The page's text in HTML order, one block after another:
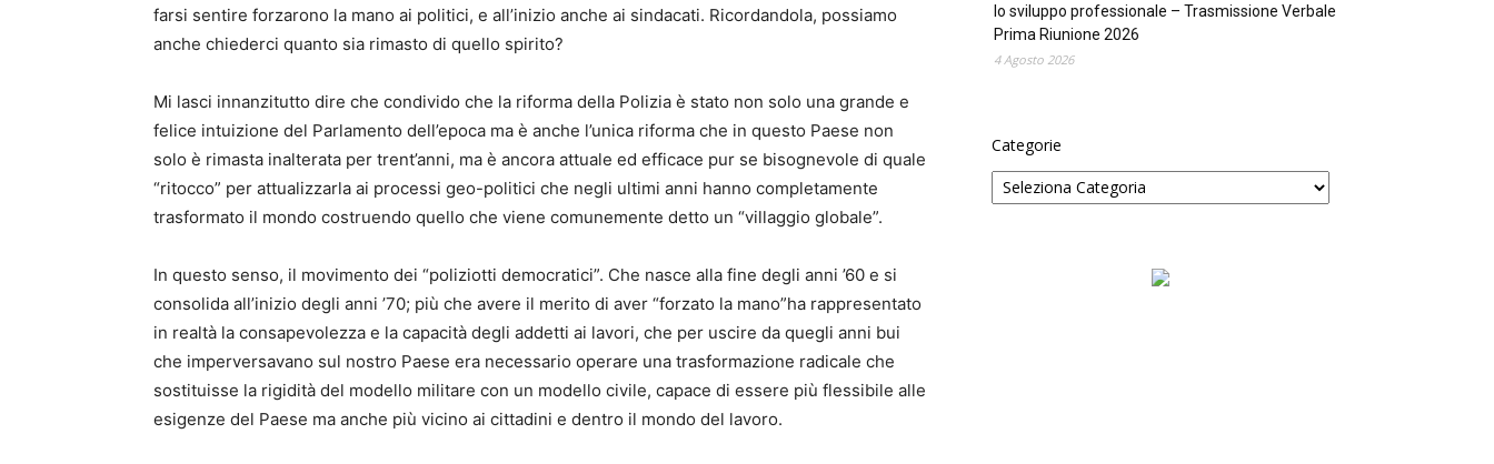
farsi sentire forzarono la mano ai politici, e all’inizio anche ai sindacati. Ricordandola, possiamo
anche chiederci quanto sia rimasto di quello spirito?
Mi lasci innanzitutto dire che condivido che la riforma della Polizia è stato non solo una grande e
felice intuizione del Parlamento dell’epoca ma è anche l’unica riforma che in questo Paese non
solo è rimasta inalterata per trent’anni, ma è ancora attuale ed efficace pur se bisognevole di quale
“ritocco” per attualizzarla ai processi geo-politici che negli ultimi anni hanno completamente
trasformato il mondo costruendo quello che viene comunemente detto un “villaggio globale”.
In questo senso, il movimento dei “poliziotti democratici”. Che nasce alla fine degli anni ’60 e si
consolida all’inizio degli anni ’70; più che avere il merito di aver “forzato la mano”ha rappresentato
in realtà la consapevolezza e la capacità degli addetti ai lavori, che per uscire da quegli anni bui
che imperversavano sul nostro Paese era necessario operare una trasformazione radicale che
sostituisse la rigidità del modello militare con un modello civile, capace di essere più flessibile alle
esigenze del Paese ma anche più vicino ai cittadini e dentro il mondo del lavoro.
lo sviluppo professionale – Trasmissione Verbale
Prima Riunione 2026
4 Agosto 2026
Categorie